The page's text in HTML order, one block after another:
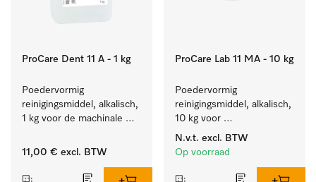
ProCare Dent 11 A - 1 kg
Poedervormig
reinigingsmiddel, alkalisch,
1 kg voor de machinale
tandheelkundige
11,00 € excl. BTW
ProCare Lab 11 MA - 10 kg
Poedervormig
reinigingsmiddel, alkalisch,
10 kg voor
materiaalbesparende,
machinale reiniging van
gerei.
N.v.t. excl. BTW
Op voorraad